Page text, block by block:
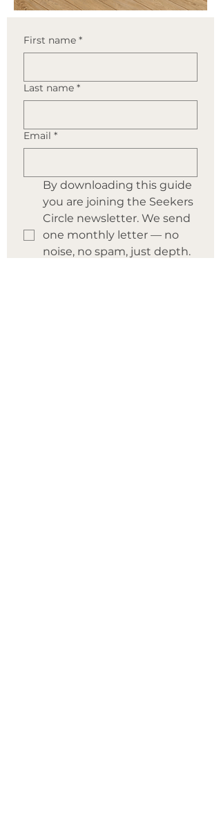
First name *
Last name *
Email *
By downloading this guide
you are joining the Seekers
Circle newsletter. We send
one monthly letter — no
noise, no spam, just depth.